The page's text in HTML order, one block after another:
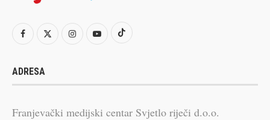
ADRESA
Franjevački medijski centar Svjetlo riječi d.o.o.